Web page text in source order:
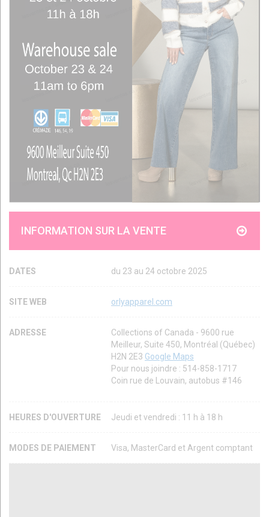
INFORMATION SUR LA VENTE
DATES du 23 au 24 octobre 2025
SITE WEB orlyapparel.com
ADRESSE
Collections of Canada - 9600 rue
Meilleur, Suite 450, Montréal (Québec)
H2N 2E3 Google Maps
Pour nous joindre : 514-858-1717
Coin rue de Louvain, autobus #146
HEURES D'OUVERTURE Jeudi et vendredi : 11 h à 18 h
MODES DE PAIEMENT Visa, MasterCard et Argent comptant